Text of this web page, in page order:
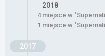
2018
4 miejsce w
1 miejsce w
2017